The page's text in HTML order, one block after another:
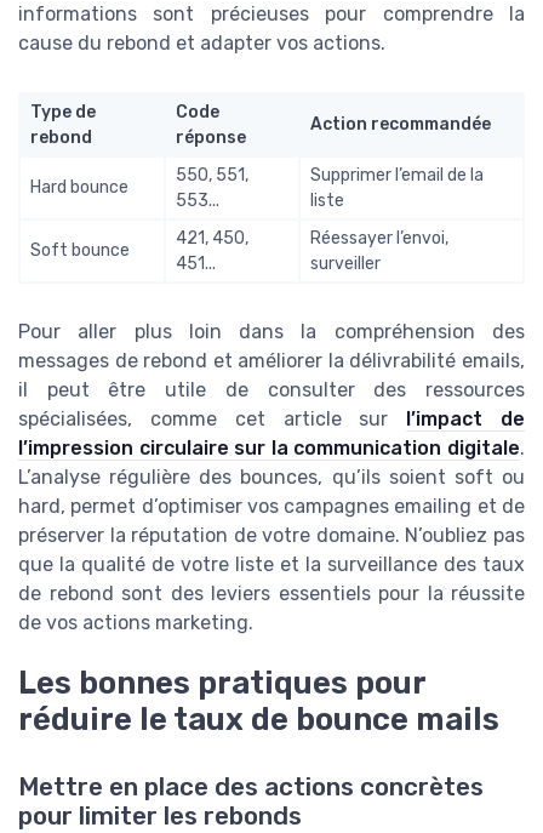
informations sont précieuses pour comprendre la
cause du rebond et adapter vos actions.
Type de
rebond
Code
réponse
Action recommandée
Hard bounce
550, 551,
553...
Supprimer l’email de la
liste
Soft bounce
421, 450,
451...
Réessayer l’envoi,
surveiller
Pour aller plus loin dans la compréhension des
messages de rebond et améliorer la délivrabilité emails,
il peut être utile de consulter des ressources
spécialisées, comme cet article sur l’impact de
l’impression circulaire sur la communication digitale.
L’analyse régulière des bounces, qu’ils soient soft ou
hard, permet d’optimiser vos campagnes emailing et de
préserver la réputation de votre domaine. N’oubliez pas
que la qualité de votre liste et la surveillance des taux
de rebond sont des leviers essentiels pour la réussite
de vos actions marketing.
Les bonnes pratiques pour
réduire le taux de bounce mails
Mettre en place des actions concrètes
pour limiter les rebonds